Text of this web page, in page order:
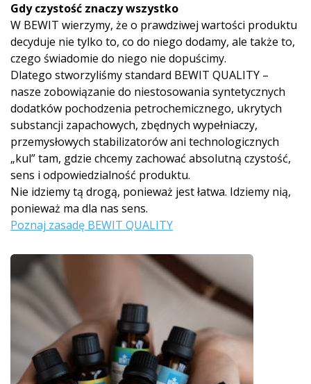
Gdy czystość znaczy wszystko
W BEWIT wierzymy, że o prawdziwej wartości produktu
decyduje nie tylko to, co do niego dodamy, ale także to,
czego świadomie do niego nie dopuścimy.
Dlatego stworzyliśmy standard BEWIT QUALITY –
nasze zobowiązanie do niestosowania syntetycznych
dodatków pochodzenia petrochemicznego, ukrytych
substancji zapachowych, zbędnych wypełniaczy,
przemysłowych stabilizatorów ani technologicznych
„kul” tam, gdzie chcemy zachować absolutną czystość,
sens i odpowiedzialność produktu.
Nie idziemy tą drogą, ponieważ jest łatwa. Idziemy nią,
ponieważ ma dla nas sens.
Poznaj zasadę BEWIT QUALITY